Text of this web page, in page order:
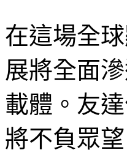
在這場全
展將全面
載體。友
將不負眾